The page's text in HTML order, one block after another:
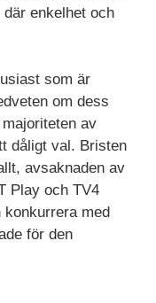
enkelhet och
som är
om dess
av
dåligt val. Bristen
avsaknaden av
Play och TV4
konkurrera med
för den